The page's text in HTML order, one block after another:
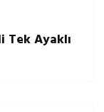
Tek Ayaklı